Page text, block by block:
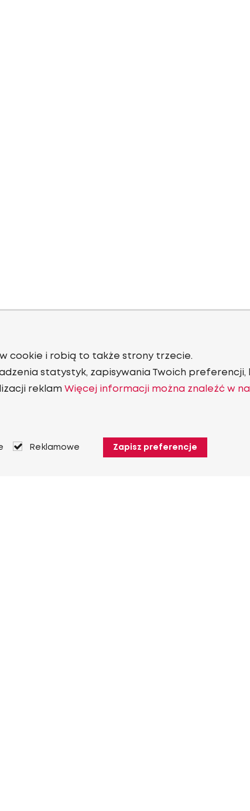
cookie i robią to także strony trzecie.
statystyk, zapisywania Twoich preferencji,
reklam Więcej informacji można znaleźć w
Reklamowe Zapisz preferencje